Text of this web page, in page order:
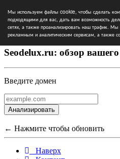
Мы используем файлы cookie, чтобы сделать
подходящими для вас, дать вам возможность
сетях, а также проанализировать наш трафик.
рекламным и аналитическим сервисам, а также
Seodelux.ru: обзор вашего
Введите домен
Анализировать
← Нажмите чтобы обновить
Наверх